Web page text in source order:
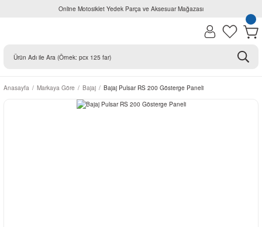
Online Motosiklet Yedek Parça ve Aksesuar Mağazası
Anasayfa Markaya Göre Bajaj Bajaj Pulsar RS 200 Gösterge Paneli